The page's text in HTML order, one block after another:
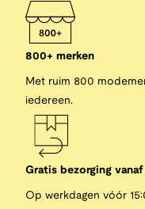
800+ merken
Met ruim 800
iedereen.
Gratis bezorging
Op werkdagen vóór